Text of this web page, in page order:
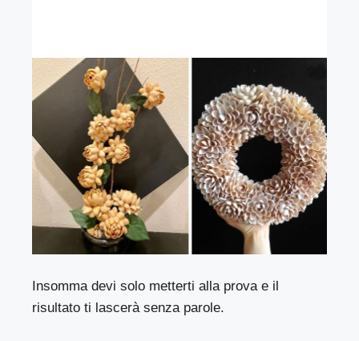
Insomma devi solo metterti alla prova e il
risultato ti lascerà senza parole.